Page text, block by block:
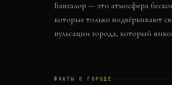
Бангалор — это атмосфера
которые только подчёркивают
пульсации города, который
ФАКТЫ О ГОРОДЕ